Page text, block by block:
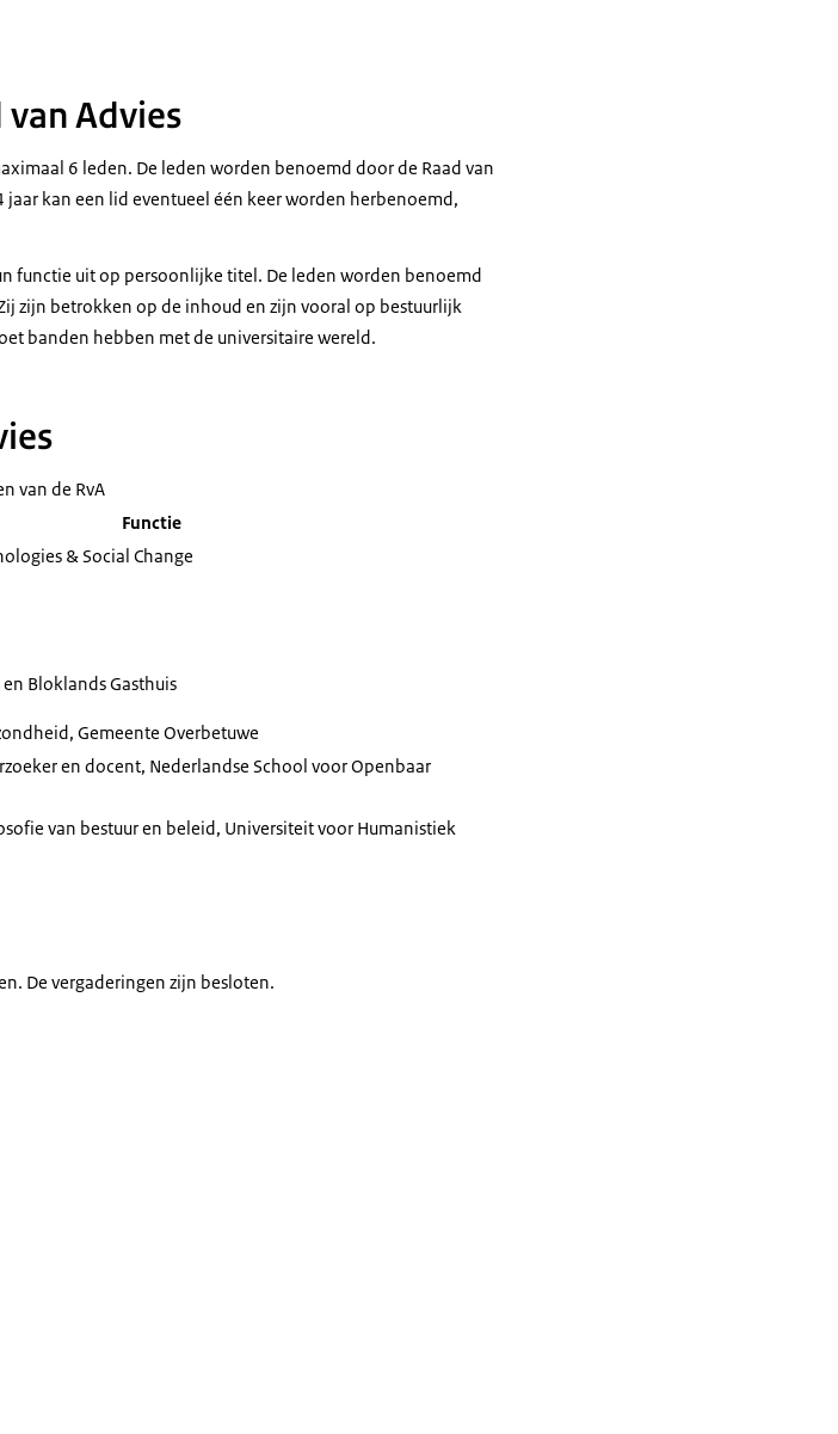
Advies
6 leden. De leden worden benoemd door de Raad van
jaar kan een lid eventueel één keer worden herbenoemd,
functie uit op persoonlijke titel. De leden worden benoemd
zijn betrokken op de inhoud en zijn vooral op bestuurlijk
banden hebben met de universitaire wereld.
van de RvA
Functie
& Social Change
Bloklands Gasthuis
Gemeente Overbetuwe
en docent, Nederlandse School voor Openbaar
van bestuur en beleid, Universiteit voor Humanistiek
De vergaderingen zijn besloten.